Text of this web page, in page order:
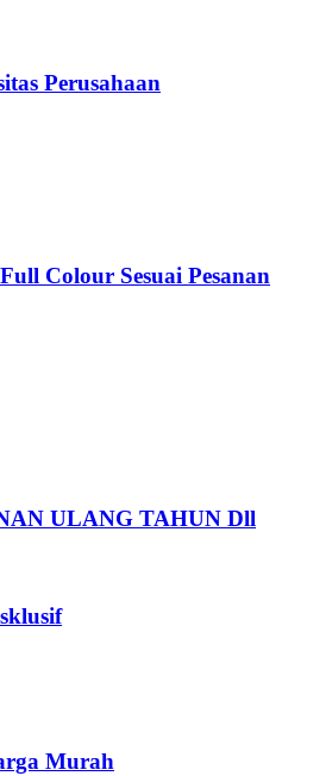
Perusahaan
Colour Sesuai Pesanan
ULANG TAHUN Dll
Murah